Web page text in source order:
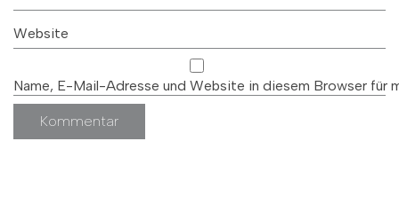
Website
Name, E-Mail-Adresse und Website in diesem Browser für